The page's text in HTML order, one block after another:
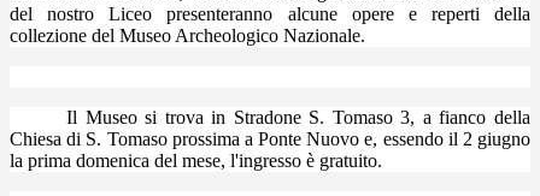
del nostro Liceo presenteranno alcune opere e reperti della
collezione del Museo Archeologico Nazionale.
Il Museo si trova in Stradone S. Tomaso 3, a fianco della
Chiesa di S. Tomaso prossima a Ponte Nuovo e, essendo il 2 giugno
la prima domenica del mese, l'ingresso è gratuito.